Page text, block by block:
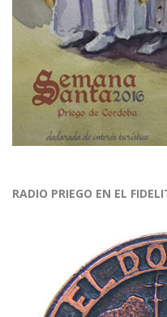
RADIO PRIEGO EN EL